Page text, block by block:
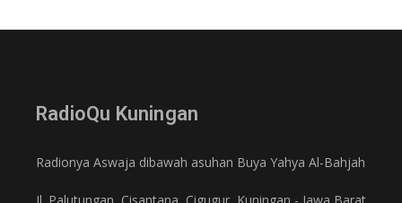
RadioQu Kuningan
Radionya Aswaja dibawah asuhan Buya Yahya Al-Bahjah